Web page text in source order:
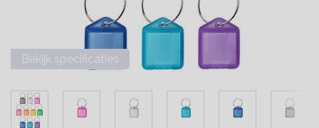
Bekijk specificaties